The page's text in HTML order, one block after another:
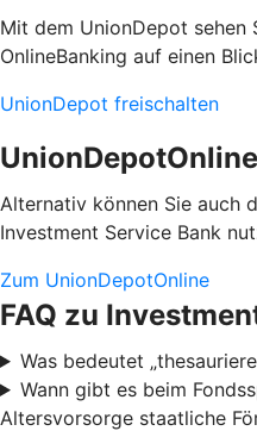
Mit dem UnionDepot sehen
OnlineBanking auf einen
UnionDepot freischalten
UnionDepotOnline
Alternativ können Sie auch
Investment Service Bank
Zum UnionDepotOnline
FAQ zu
Was bedeutet
Wann gibt es beim
Altersvorsorge staatliche